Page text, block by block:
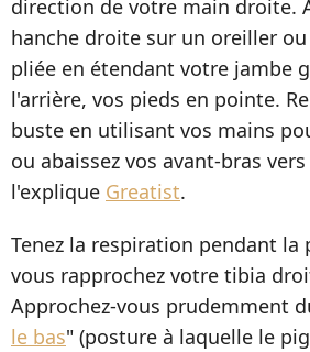
direction de votre main droite.
hanche droite sur un oreiller
pliée en étendant votre jambe
l'arrière, vos pieds en pointe.
buste en utilisant vos mains
ou abaissez vos avant-bras
l'explique Greatist.
Tenez la respiration pendant la
vous rapprochez votre tibia
Approchez-vous prudemment
le bas" (posture à laquelle le